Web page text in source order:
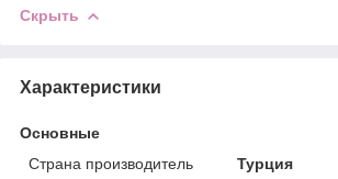
Скрыть
Характеристики
Основные
Страна производитель
Турция